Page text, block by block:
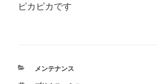
ピカピカです
カ
メンテナンス